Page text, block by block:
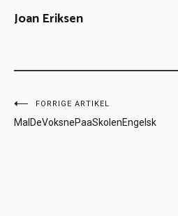
Joan Eriksen
FORRIGE ARTIKEL
MalDeVoksnePaaSkolenEngelsk